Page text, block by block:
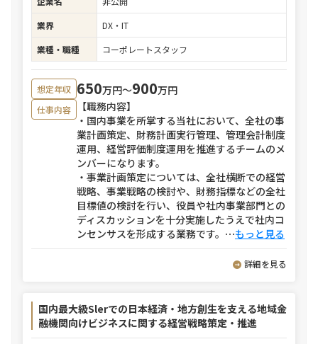
業界
DX・IT
業種・職種
コーポレートスタッフ
想定年収 650万円〜900万円
仕事内容
【職務内容】
・国内事業を所掌する当社において、全社の事
業計画策定、財務計画実行管理、管理会計制度
運用、経営評価制度運用を推進するチームのメ
ンバーになります。
・事業計画策定については、全社横断での経営
戦略、事業戦略の検討や、財務指標などの全社
目標値の検討を行い、役員や社内事業部門との
ディスカッションを十分実施したうえで社内コ
ンセンサスを形成する業務です。 ⋯もっと見る
詳細を見る
国内最大級Slerでの日本経済・地方創生を支える地域金
融機関向けビジネスに関する経営戦略策定・推進